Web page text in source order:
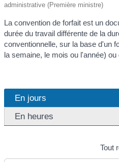
administrative (Première ministre)
La convention de forfait est un
durée du travail différente de la
conventionnelle, sur la base d'un
la semaine, le mois ou l'année) ou
En jours
En heures
Tout